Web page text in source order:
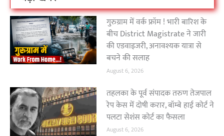
गुरुग्राम में वर्क फ्रॉम ! भारी बारिश के
बीच District Magistrate ने जारी
की एडवाइजरी, अनावश्यक यात्रा से
बचने की सलाह
August 6, 2026
तहलका के पूर्व संपादक तरुण तेजपाल
रेप केस में दोषी करार, बॉम्बे हाई कोर्ट ने
पलटा सेशंस कोर्ट का फैसला
August 6, 2026